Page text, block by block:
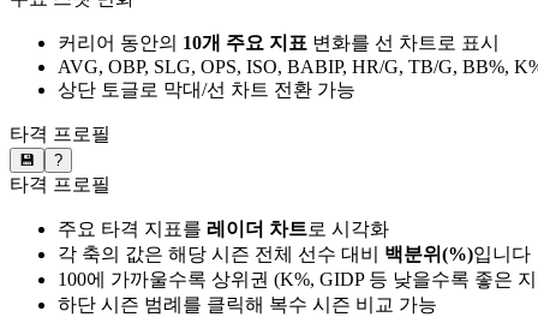
커리어 동안의 10개 주요 지표 변화를 선 차트로 표시
AVG, OBP, SLG, OPS, ISO, BABIP, HR/G, TB/G, BB%,
상단 토글로 막대/선 차트 전환 가능
타격 프로필
💾 ?
타격 프로필
주요 타격 지표를 레이더 차트로 시각화
각 축의 값은 해당 시즌 전체 선수 대비 백분위(%)입니다
100에 가까울수록 상위권 (K%, GIDP 등 낮을수록 좋은
하단 시즌 범례를 클릭해 복수 시즌 비교 가능